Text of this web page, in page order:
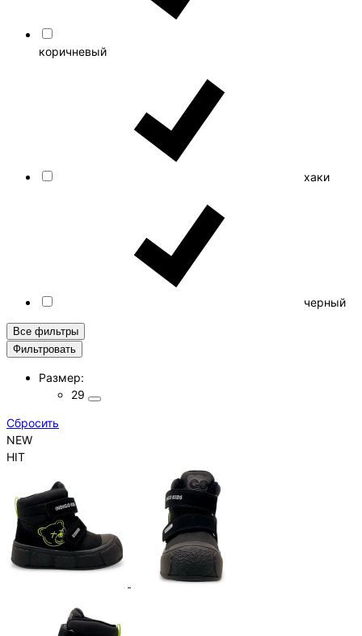
коричневый
хаки
черный
Все фильтры
Фильтровать
Размер:
29
Cбросить
NEW
HIT